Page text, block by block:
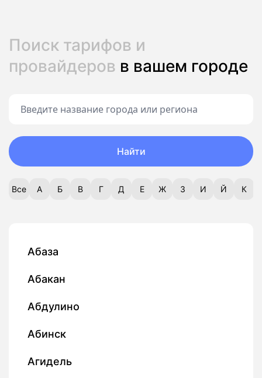
Поиск тарифов и
провайдеров в вашем городе
Найти
Все А Б В Г Д Е Ж З И Й К
Абаза
Абакан
Абдулино
Абинск
Агидель